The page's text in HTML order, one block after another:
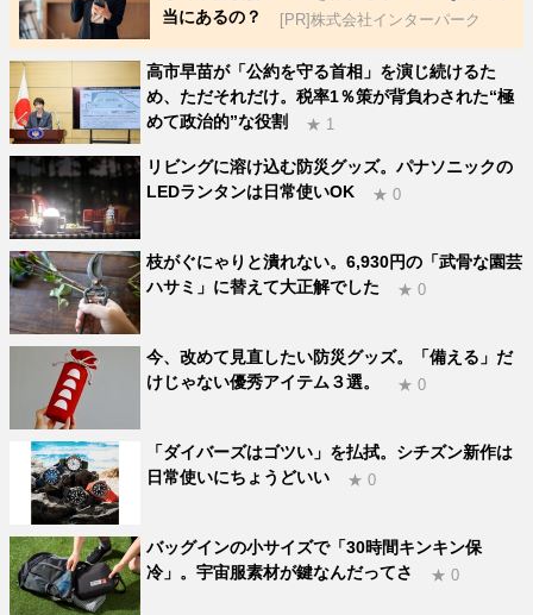
当にあるの？
[PR]株式会社インターパーク
高市早苗が「公約を守る首相」を演じ続けるた
め、ただそれだけ。税率1％策が背負わされた“極
めて政治的”な役割
★ 1
リビングに溶け込む防災グッズ。パナソニックの
LEDランタンは日常使いOK
★ 0
枝がぐにゃりと潰れない。6,930円の「武骨な園芸
ハサミ」に替えて大正解でした
★ 0
今、改めて見直したい防災グッズ。「備える」だ
けじゃない優秀アイテム３選。
★ 0
「ダイバーズはゴツい」を払拭。シチズン新作は
日常使いにちょうどいい
★ 0
バッグインの小サイズで「30時間キンキン保
冷」。宇宙服素材が鍵なんだってさ
★ 0